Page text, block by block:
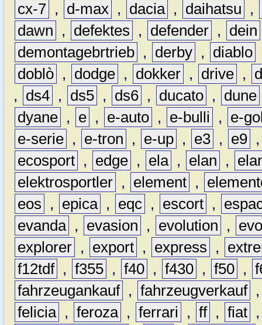
cx-7 , d-max , dacia , daihatsu
,
dawn
, defektes , defender , dein
demontagebrtrieb , derby , diablo
doblò , dodge , dokker , drive ,
,
ds4 , ds5 , ds6 , ducato , dune
dyane , e , e-auto , e-bulli ,
e-
e-serie , e-tron , e-up , e3 , e9
ecosport , edge , ela , elan ,
elektrosportler , element ,
eos
, epica , eqc , escort ,
evanda , evasion , evolution ,
explorer , export , express ,
f12tdf , f355 , f40 , f430 , f50 ,
fahrzeugankauf , fahrzeugverkauf
felicia , feroza , ferrari , ff , fiat